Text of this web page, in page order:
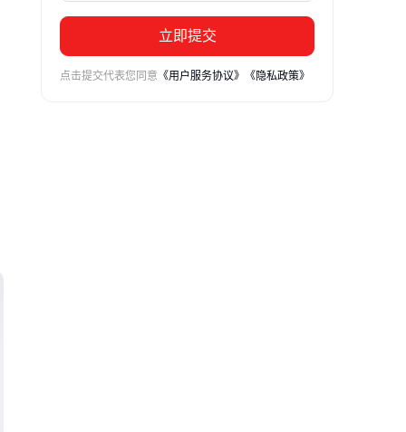
立即提交
点击提交代表您同意 《用户服务协议》 《隐私政策》